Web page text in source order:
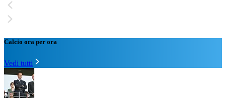
Calcio ora per ora
Vedi tutti